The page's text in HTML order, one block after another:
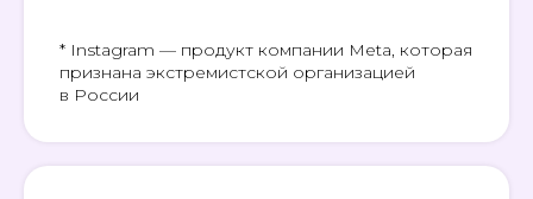
* Instagram — продукт компании Meta, которая
признана экстремистской организацией
в России